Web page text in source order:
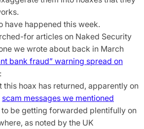
have happened this week.
for articles on Naked Security
we wrote about back in March
bank fraud” warning spread on
:
this hoax has returned, apparently on
scam messages we mentioned
to be getting forwarded plentifully on
as noted by the UK